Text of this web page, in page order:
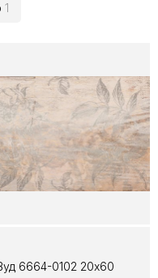
1
6664-0102 20x60